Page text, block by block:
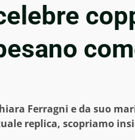
Ferragni e da suo
replica, scopriamo